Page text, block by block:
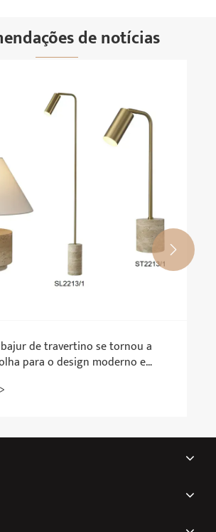
de notícias
de travertino se tornou a
para o design moderno e
